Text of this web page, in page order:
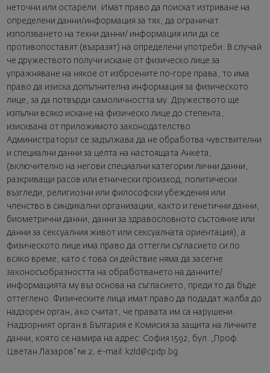
неточни или остарели. Имат право да поискат изтриване на
определени данни/информация за тях, да ограничат
използването на техни данни/ информация или да се
противопоставят (възразят) на определени употреби. В случай
че дружеството получи искане от физическо лице за
упражняване на някое от изброените по-горе права, то има
право да изиска допълнителна информация за физическото
лице, за да потвърди самоличността му. Дружеството ще
изпълни всяко искане на физическо лице до степента,
изисквана от приложимото законодателство.
Администраторът се задължава да не обработва чувствителни
и специални данни за целта на настоящата Анкета,
(включително на негови специални категории лични данни,
разкриващи расов или етнически произход, политически
възгледи, религиозни или философски убеждения или
членство в синдикални организации, както и генетични данни,
биометрични данни, данни за здравословното състояние или
данни за сексуалния живот или сексуалната ориентация), а
физическото лице има право да оттегли съгласието си по
всяко време, като с това си действие няма да засегне
законосъобразността на обработването на данните/
информацията му въз основа на съгласието, преди то да бъде
оттеглено. Физическите лица имат право да подадат жалба до
надзорен орган, ако считат, че правата им са нарушени.
Надзорният орган в България е Комисия за защита на личните
данни, която се намира на адрес: София 1592, бул. „Проф.
Цветан Лазаров” № 2; e-mail: kzld@cpdp.bg.